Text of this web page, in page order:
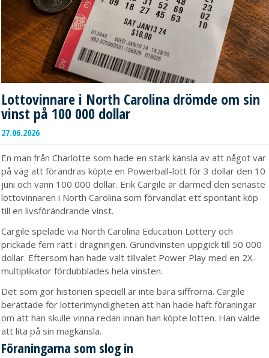
Lottovinnare i North Carolina drömde om sin
vinst på 100 000 dollar
27.06.2026
En man från Charlotte som hade en stark känsla av att något var
på väg att förändras köpte en Powerball-lott för 3 dollar den 10
juni och vann 100 000 dollar. Erik Cargile är därmed den senaste
lottovinnaren i North Carolina som förvandlat ett spontant köp
till en livsförändrande vinst.
Cargile spelade via North Carolina Education Lottery och
prickade fem rätt i dragningen. Grundvinsten uppgick till 50 000
dollar. Eftersom han hade valt tillvalet Power Play med en 2X-
multiplikator fördubblades hela vinsten.
Det som gör historien speciell är inte bara siffrorna. Cargile
berättade för lotterimyndigheten att han hade haft föraningar
om att han skulle vinna redan innan han köpte lotten. Han valde
att lita på sin magkänsla.
Föraningarna som slog in